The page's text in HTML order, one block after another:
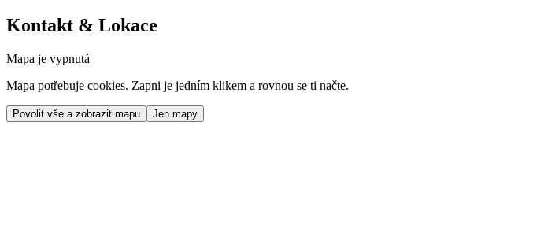
Kontakt & Lokace
Mapa je vypnutá
Mapa potřebuje cookies. Zapni je jedním klikem a rovnou se ti načte.
Povolit vše a zobrazit mapu Jen mapy